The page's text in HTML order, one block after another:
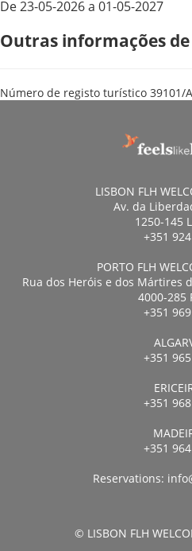
De 23-05-2026 a 01-05-2027
Outras informações
Número de registo turístico 39101/
LISBON FLH
Av. da
1250-145
+351
PORTO FLH
Rua dos Heróis e dos Mártires
4000-285
+351
+351
+351
+351
Reservations:
© LISBON FLH